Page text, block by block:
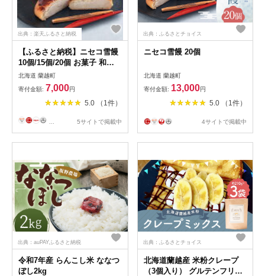
出典：楽天ふるさと納税
【ふるさと納税】ニセコ雪饅
10個/15個/20個 お菓子 和菓
子 饅頭 まんじゅう おかしの
ほりかわ 北海道 蘭越町 送料
無料
北海道 蘭越町
寄付金額: 7,000円
5.0 （1件）
5サイトで掲載中
出典：ふるさとチョイス
ニセコ雪饅 20個
北海道 蘭越町
寄付金額: 13,000円
5.0 （1件）
4サイトで掲載中
出典：auPAYふるさと納税
令和7年産 らんこし米 ななつ
ぼし2kg
出典：ふるさとチョイス
北海道蘭越産 米粉クレープ
（3個入り） グルテンフリー